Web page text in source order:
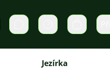
Soukromé zprávy Košík
Jezírka